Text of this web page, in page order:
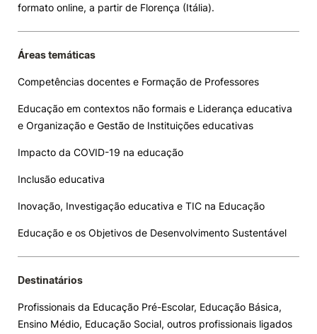
Knowledge Factory
©2026 Instituto Politécnico de Coimbra. Todos os direitos reservados.
formato online, a partir de Florença (Itália).
Áreas temáticas
Competências docentes e Formação de Professores
Educação em contextos não formais e Liderança educativa
e Organização e Gestão de Instituições educativas
Impacto da COVID-19 na educação
Inclusão educativa
Inovação, Investigação educativa e TIC na Educação
Educação e os Objetivos de Desenvolvimento Sustentável
Destinatários
Profissionais da Educação Pré-Escolar, Educação Básica,
Ensino Médio, Educação Social, outros profissionais ligados